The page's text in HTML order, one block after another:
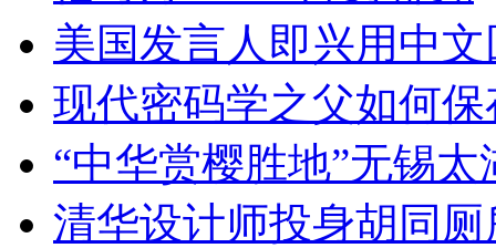
美国发言人即兴用中
现代密码学之父如何
“中华赏樱胜地”无锡
清华设计师投身胡同